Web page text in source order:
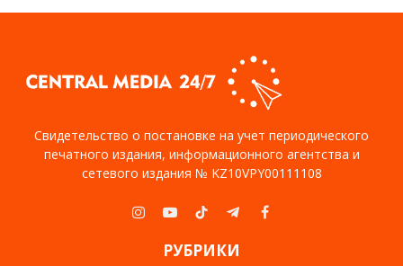
Свидетельство о постановке на учет периодического
печатного издания, информационного агентства и
сетевого издания № KZ10VPY00111108
Instagram
YouTubeTikTokTelegramFacebook
РУБРИКИ